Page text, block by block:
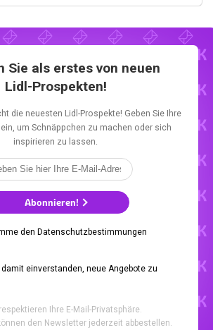
Sie als erstes von neuen
Lidl-Prospekten!
die neuesten Lidl-Prospekte! Geben Sie Ihre
ein, um Schnäppchen zu machen oder sich
inspirieren zu lassen.
Abonnieren!
den Datenschutzbestimmungen
damit einverstanden, neue Angebote zu
Ihre E-Mail-Privatsphäre.
den Newsletter jederzeit abbestellen.